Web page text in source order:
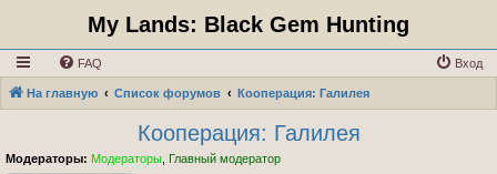
My Lands: Black Gem Hunting
FAQ Вход
На главную Список форумов Кооперация: Галилея
Кооперация: Галилея
Модераторы: Модераторы Главный модератор